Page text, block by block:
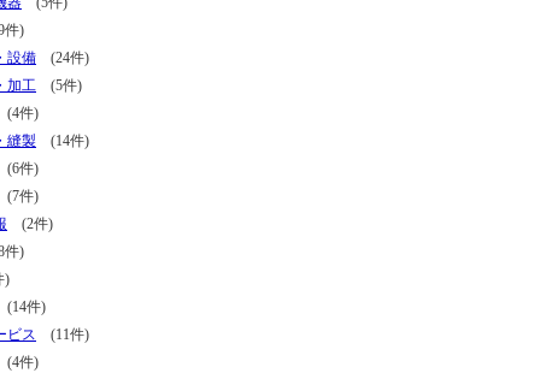
)
設備 (24件)
加工 (5件)
(4件)
縫製 (14件)
(6件)
(7件)
(2件)
)
)
(14件)
ビス (11件)
(4件)